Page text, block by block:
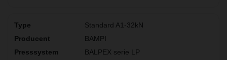
Standard A1-32kN
BAMPI
BALPEX serie LP